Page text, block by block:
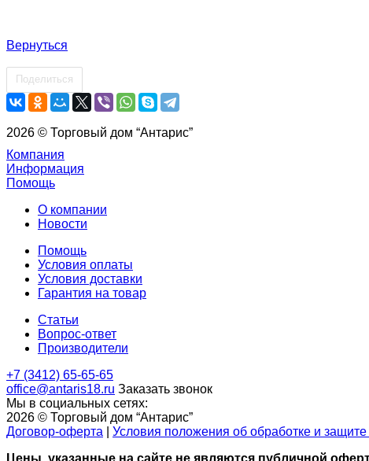
Вернуться
Поделиться
2026 © Торговый дом “Антарис”
Компания
Информация
Помощь
О компании
Новости
Помощь
Условия оплаты
Условия доставки
Гарантия на товар
Статьи
Вопрос-ответ
Производители
+7 (3412) 65-65-65
office@antaris18.ru Заказать звонок
Мы в социальных сетях:
2026 © Торговый дом “Антарис”
Договор-оферта
Условия положения об обработке и
Цены, указанные на сайте не являются публичной